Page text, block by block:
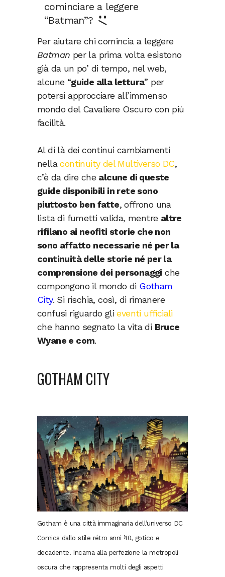
cominciare a leggere
“Batman”?
Per aiutare chi comincia a leggere
Batman per la prima volta esistono
già da un po’ di tempo, nel web,
alcune “guide alla lettura” per
potersi approcciare all’immenso
mondo del Cavaliere Oscuro con più
facilità.
Al di là dei continui cambiamenti
nellacontinuity del Multiverso DC,
c’è da dire che alcune di queste
guide disponibili in rete sono
piuttosto ben fatte, offrono una
lista di fumetti valida, mentre altre
rifilano ai neofiti storie che non
sono affatto necessarie né per la
continuità delle storie né per la
comprensione dei personaggi che
compongono il mondo di Gotham
City. Si rischia, così, di rimanere
confusi riguardo glieventi ufficiali
che hanno segnato la vita di Bruce
Wyane e com.
GOTHAM CITY
Gotham è una città immaginaria dell’universo DC
Comics dallo stile rétro anni ’40, gotico e
decadente. Incarna alla perfezione la metropoli
oscura che rappresenta molti degli aspetti